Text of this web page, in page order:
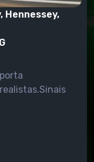
Hennessey,